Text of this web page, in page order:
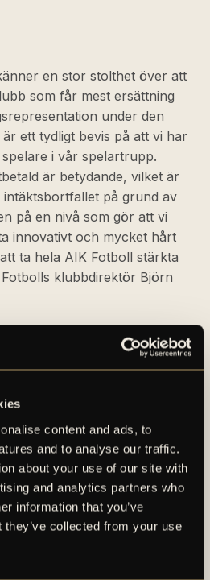
content and ads, to
and to analyse our traffic.
about your use of our site with
and analytics partners who
information that you’ve
collected from your use
en stor stolthet över att
som får mest ersättning
under den
ett tydligt bevis på att vi har
i vår spelartrupp.
är betydande, vilket är
intäktsbortfallet på grund av
på en nivå som gör att vi
innovativt och mycket hårt
ta hela AIK Fotboll stärkta
klubbdirektör Björn
AIK Fotbollsförenings
ett herrlag och ett